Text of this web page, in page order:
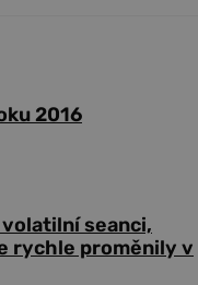
2016
seanci,
rychle proměnily v